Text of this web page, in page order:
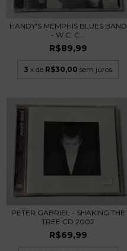
HANDY'S MEMPHIS BLUES BAND
- W.C. C...
R$89,99
3 x de R$30,00 sem juros
PETER GABRIEL - SHAKING THE
TREE CD 2002
R$69,99